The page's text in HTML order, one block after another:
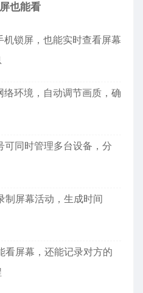
也能看
机锁屏，也能实时查看屏幕
络环境，自动调节画质，确
可同时管理多台设备，分
制屏幕活动，生成时间
看屏幕，还能记录对方的